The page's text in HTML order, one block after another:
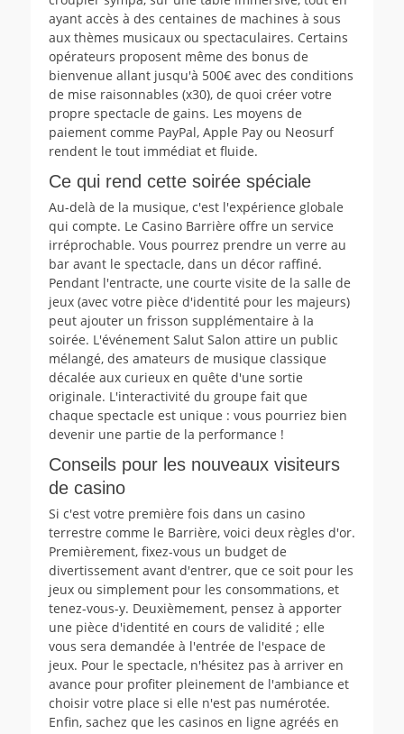
ayant accès à des centaines de machines à sous
aux thèmes musicaux ou spectaculaires. Certains
opérateurs proposent même des bonus de
bienvenue allant jusqu'à 500€ avec des conditions
de mise raisonnables (x30), de quoi créer votre
propre spectacle de gains. Les moyens de
paiement comme PayPal, Apple Pay ou Neosurf
rendent le tout immédiat et fluide.
Ce qui rend cette soirée spéciale
Au-delà de la musique, c'est l'expérience globale
qui compte. Le Casino Barrière offre un service
irréprochable. Vous pourrez prendre un verre au
bar avant le spectacle, dans un décor raffiné.
Pendant l'entracte, une courte visite de la salle de
jeux (avec votre pièce d'identité pour les majeurs)
peut ajouter un frisson supplémentaire à la
soirée. L'événement Salut Salon attire un public
mélangé, des amateurs de musique classique
décalée aux curieux en quête d'une sortie
originale. L'interactivité du groupe fait que
chaque spectacle est unique : vous pourriez bien
devenir une partie de la performance !
Conseils pour les nouveaux visiteurs
de casino
Si c'est votre première fois dans un casino
terrestre comme le Barrière, voici deux règles d'or.
Premièrement, fixez-vous un budget de
divertissement avant d'entrer, que ce soit pour les
jeux ou simplement pour les consommations, et
tenez-vous-y. Deuxièmement, pensez à apporter
une pièce d'identité en cours de validité ; elle
vous sera demandée à l'entrée de l'espace de
jeux. Pour le spectacle, n'hésitez pas à arriver en
avance pour profiter pleinement de l'ambiance et
choisir votre place si elle n'est pas numérotée.
Enfin, sachez que les casinos en ligne agréés en